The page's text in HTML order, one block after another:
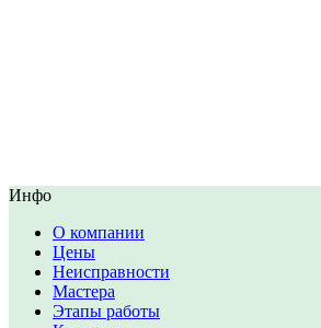
Инфо
О компании
Цены
Неисправности
Мастера
Этапы работы